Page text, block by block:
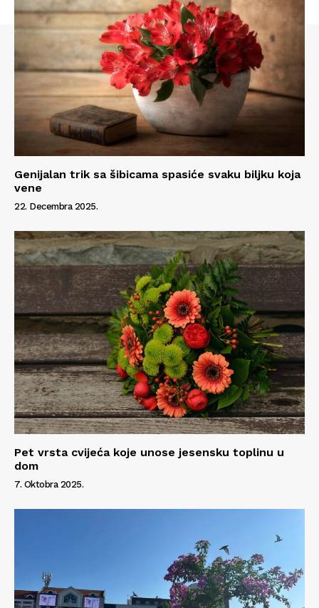
Genijalan trik sa šibicama spasiće svaku biljku koja
vene
22. Decembra 2025.
Pet vrsta cvijeća koje unose jesensku toplinu u
dom
7. Oktobra 2025.